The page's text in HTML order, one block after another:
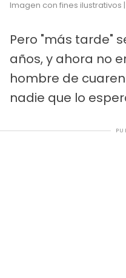
Imagen con fines ilustrativos
Pero "más tarde"
años, y ahora no
hombre de
nadie que lo